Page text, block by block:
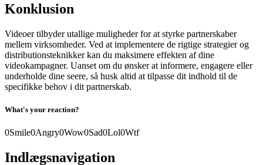
Konklusion
Videoer tilbyder utallige muligheder for at styrke partnerskaber
mellem virksomheder. Ved at implementere de rigtige strategier og
distributionsteknikker kan du maksimere effekten af dine
videokampagner. Uanset om du ønsker at informere, engagere eller
underholde dine seere, så husk altid at tilpasse dit indhold til de
specifikke behov i dit partnerskab.
What's your reaction?
0Smile0Angry0Wow0Sad0Lol0Wtf
Indlægsnavigation